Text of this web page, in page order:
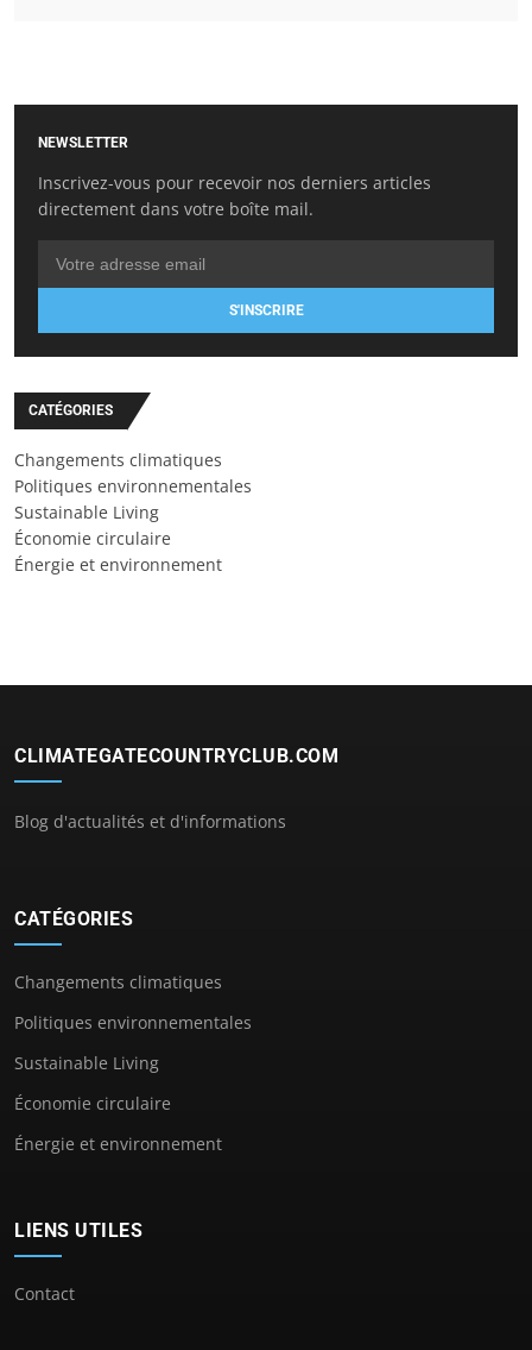
NEWSLETTER
Inscrivez-vous pour recevoir nos derniers articles
directement dans votre boîte mail.
S'INSCRIRE
CATÉGORIES
Changements climatiques
Politiques environnementales
Sustainable Living
Économie circulaire
Énergie et environnement
CLIMATEGATECOUNTRYCLUB.COM
Blog d'actualités et d'informations
CATÉGORIES
Changements climatiques
Politiques environnementales
Sustainable Living
Économie circulaire
Énergie et environnement
LIENS UTILES
Contact